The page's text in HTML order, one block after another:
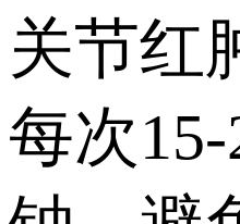
关节红
每次